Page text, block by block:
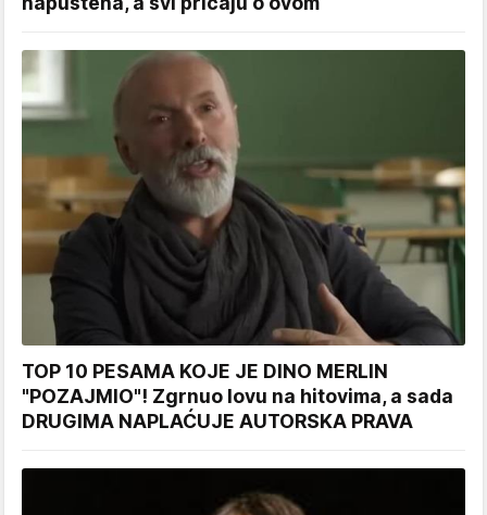
TOP 10 PESAMA KOJE JE DINO MERLIN
"POZAJMIO"! Zgrnuo lovu na hitovima, a sada
DRUGIMA NAPLAĆUJE AUTORSKA PRAVA